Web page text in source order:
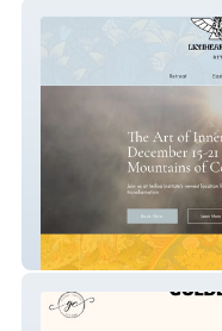
Lion Heart Alchemy